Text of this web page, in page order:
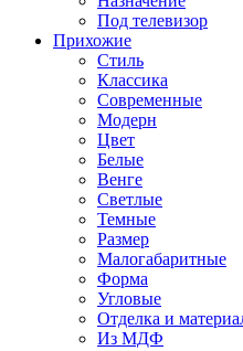
Под телевизор
Прихожие
Стиль
Классика
Современные
Модерн
Цвет
Белые
Венге
Светлые
Темные
Размер
Малогабаритные
Форма
Угловые
Отделка и
Из МДФ